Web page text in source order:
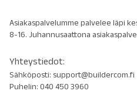
Asiakaspalvelumme palvelee läpi
8-16. Juhannusaattona
Yhteystiedot:
Sähköposti: support@buildercom.fi
Puhelin: 040 450 3960